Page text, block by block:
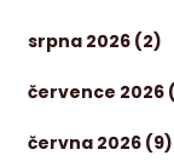
srpna 2026 (2)
července 2026
června 2026 (9)